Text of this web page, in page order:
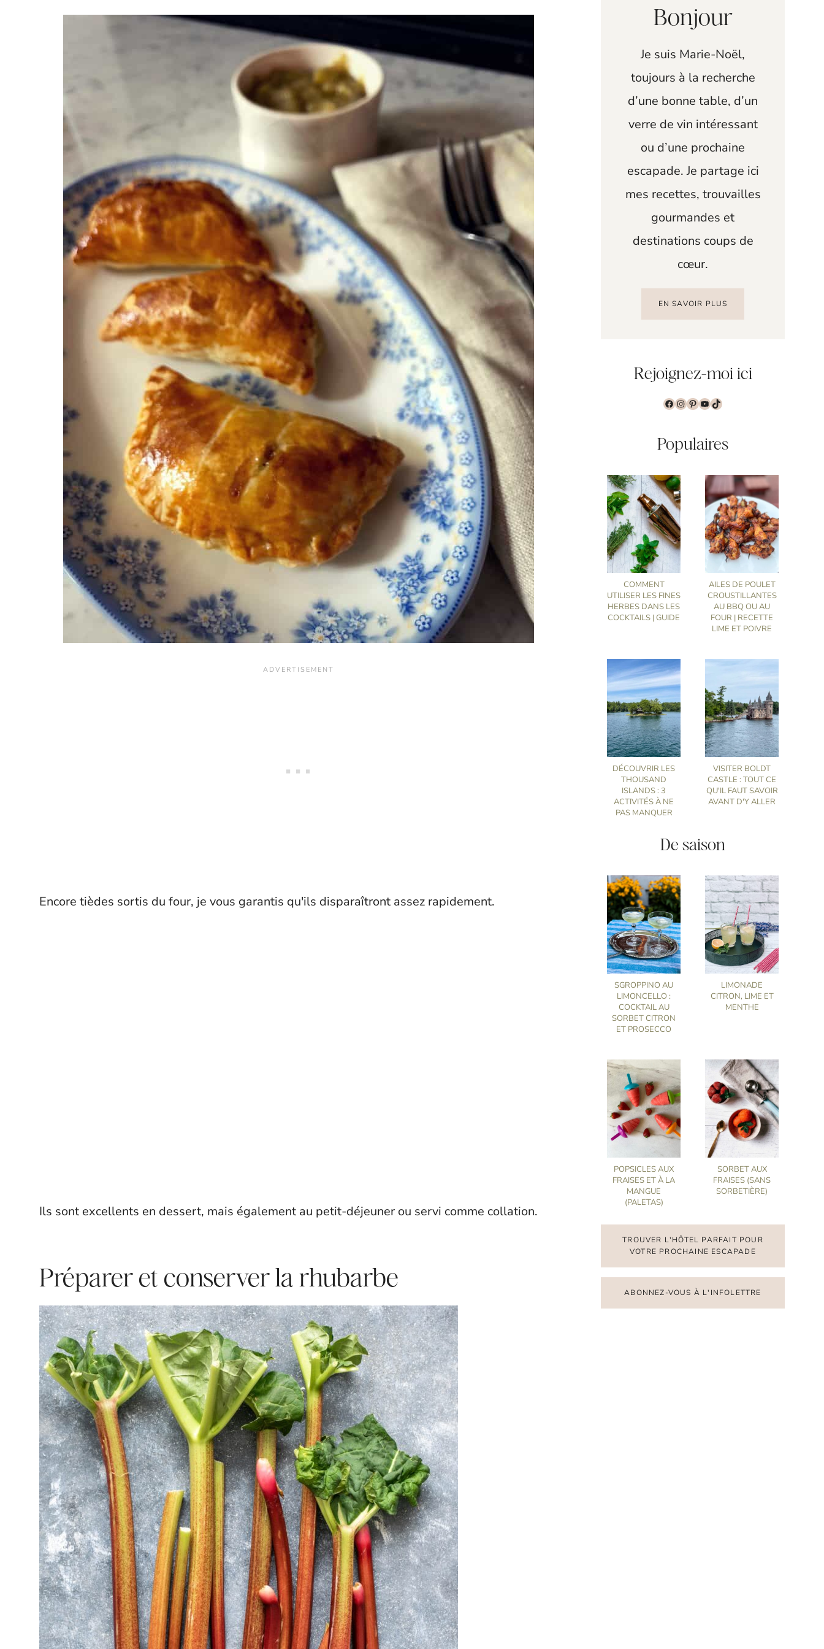
Encore tièdes sortis du four, je vous garantis qu'ils disparaîtront assez rapidement.
Ils sont excellents en dessert, mais également au petit-déjeuner ou servi comme collation.
Préparer et conserver la rhubarbe
Bonjour
Je suis Marie-Noël,
toujours à la recherche
d’une bonne table, d’un
verre de vin intéressant
ou d’une prochaine
escapade. Je partage ici
mes recettes, trouvailles
gourmandes et
destinations coups de
cœur.
EN SAVOIR PLUS
Rejoignez-moi ici
Facebook InstagramPinterest YouTubeTikTok
Populaires
COMMENT
UTILISER LES FINES
HERBES DANS LES
COCKTAILS | GUIDE
AILES DE POULET
CROUSTILLANTES
AU BBQ OU AU
FOUR | RECETTE
LIME ET POIVRE
DÉCOUVRIR LES
THOUSAND
ISLANDS : 3
ACTIVITÉS À NE
PAS MANQUER
VISITER BOLDT
CASTLE : TOUT CE
QU'IL FAUT SAVOIR
AVANT D'Y ALLER
De saison
SGROPPINO AU
LIMONCELLO :
COCKTAIL AU
SORBET CITRON
ET PROSECCO
LIMONADE
CITRON, LIME ET
MENTHE
POPSICLES AUX
FRAISES ET À LA
MANGUE
(PALETAS)
SORBET AUX
FRAISES (SANS
SORBETIÈRE)
TROUVER L'HÔTEL PARFAIT POUR
VOTRE PROCHAINE ESCAPADE
ABONNEZ-VOUS À L'INFOLETTRE